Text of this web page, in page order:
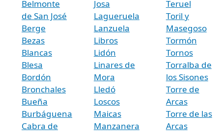
Belmonte
de San José
Berge
Bezas
Blancas
Blesa
Bordón
Bronchales
Bueña
Burbáguena
Cabra de
Josa
Lagueruela
Lanzuela
Libros
Lidón
Linares de
Mora
Lledó
Loscos
Maicas
Manzanera
Teruel
Toril y
Masegoso
Tormón
Tornos
Torralba de
los Sisones
Torre de
Arcas
Torre de las
Arcas